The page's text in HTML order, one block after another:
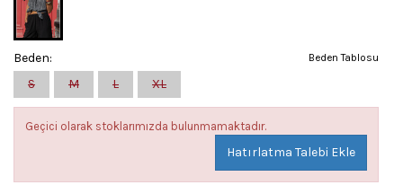
Beden Tablosu
Beden:
S
M L XL
Geçici olarak stoklarımızda bulunmamaktadır.
Hatırlatma Talebi Ekle